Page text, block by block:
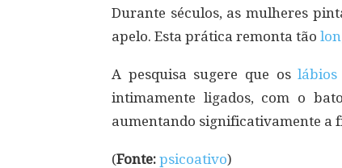
Durante séculos, as mulheres
apelo. Esta prática remonta tão
A pesquisa sugere que oslábios
intimamente ligados, com o
aumentando significativamente a
(Fonte: psicoativo)